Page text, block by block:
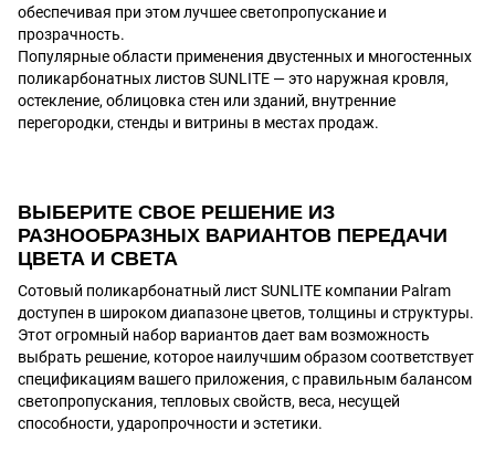
обеспечивая при этом лучшее светопропускание и
прозрачность.
Популярные области применения двустенных и многостенных
поликарбонатных листов SUNLITE ― это наружная кровля,
остекление, облицовка стен или зданий, внутренние
перегородки, стенды и витрины в местах продаж.
ВЫБЕРИТЕ СВОЕ РЕШЕНИЕ ИЗ
РАЗНООБРАЗНЫХ ВАРИАНТОВ ПЕРЕДАЧИ
ЦВЕТА И СВЕТА
Сотовый поликарбонатный лист SUNLITE компании Palram
доступен в широком диапазоне цветов, толщины и структуры.
Этот огромный набор вариантов дает вам возможность
выбрать решение, которое наилучшим образом соответствует
спецификациям вашего приложения, с правильным балансом
светопропускания, тепловых свойств, веса, несущей
способности, ударопрочности и эстетики.